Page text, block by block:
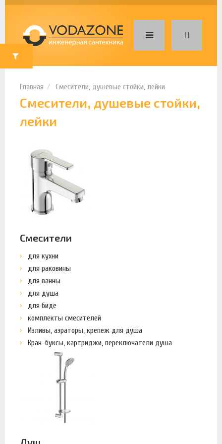
Смесители, душевые стойки, лейки
Смесители, душевые стойки,
лейки
Смесители
для кухни
для раковины
для ванны
для душа
для биде
комплекты смесителей
Изливы, аэраторы, крепеж для душа
Кран-буксы, картриджи, переключатели душа